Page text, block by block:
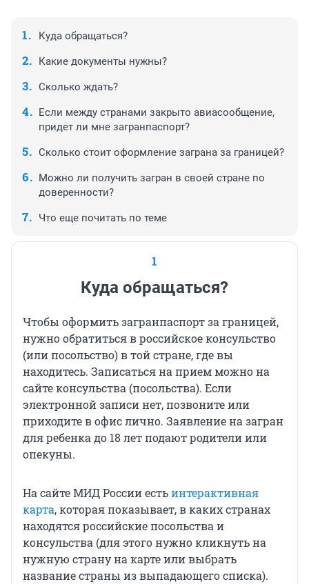
Куда обращаться?
Какие документы нужны?
Сколько ждать?
Если между странами закрыто авиасообщение,
придет ли мне загранпаспорт?
Сколько стоит оформление заграна за границей?
Можно ли получить загран в своей стране по
доверенности?
Что еще почитать по теме
1
Куда обращаться?
Чтобы оформить загранпаспорт за границей,
нужно обратиться в российское консульство
(или посольство) в той стране, где вы
находитесь. Записаться на прием можно на
сайте консульства (посольства). Если
электронной записи нет, позвоните или
приходите в офис лично. Заявление на загран
для ребенка до 18 лет подают родители или
опекуны.
На сайте МИД России естьинтерактивная
карта, которая показывает, в каких странах
находятся российские посольства и
консульства (для этого нужно кликнуть на
нужную страну на карте или выбрать
название страны из выпадающего списка).